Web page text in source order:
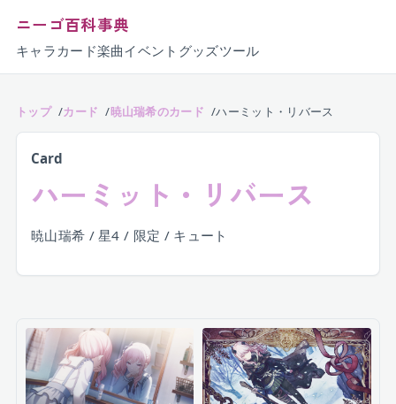
ニーゴ百科事典
キャラ カード楽曲イベント グッズツール
トップ カード 暁山瑞希のカード ハーミット・リバース
Card
ハーミット・リバース
暁山瑞希 / 星4 / 限定 / キュート